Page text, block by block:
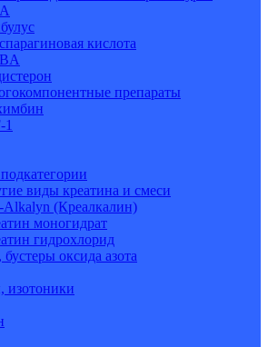
кислота
препараты
1
виды креатина и смеси
Alkalyn (Креалкалин)
моногидрат
гидрохлорид
оксида азота
изотоники